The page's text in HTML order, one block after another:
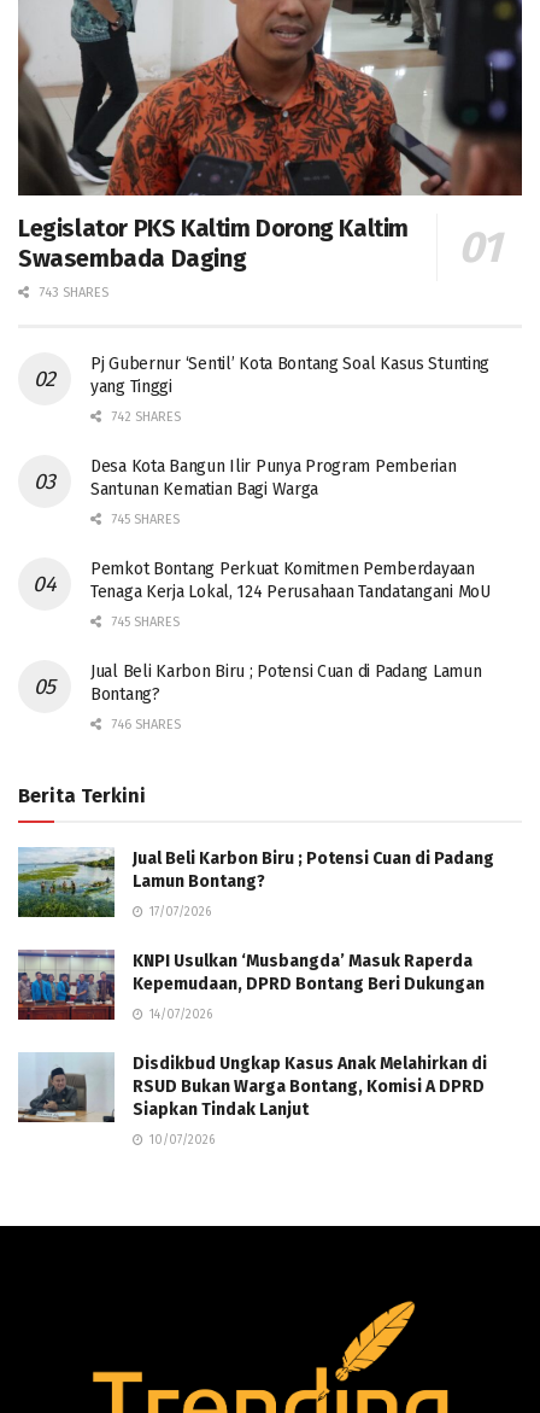
Legislator PKS Kaltim Dorong Kaltim
Swasembada Daging
743 SHARES
Pj Gubernur ‘Sentil’ Kota Bontang Soal Kasus Stunting
yang Tinggi
742 SHARES
Desa Kota Bangun Ilir Punya Program Pemberian
Santunan Kematian Bagi Warga
745 SHARES
Pemkot Bontang Perkuat Komitmen Pemberdayaan
Tenaga Kerja Lokal, 124 Perusahaan Tandatangani MoU
745 SHARES
Jual Beli Karbon Biru ; Potensi Cuan di Padang Lamun
Bontang?
746 SHARES
Berita Terkini
Jual Beli Karbon Biru ; Potensi Cuan di Padang
Lamun Bontang?
17/07/2026
KNPI Usulkan ‘Musbangda’ Masuk Raperda
Kepemudaan, DPRD Bontang Beri Dukungan
14/07/2026
Disdikbud Ungkap Kasus Anak Melahirkan di
RSUD Bukan Warga Bontang, Komisi A DPRD
Siapkan Tindak Lanjut
10/07/2026